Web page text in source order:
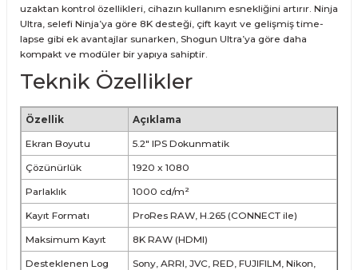
uzaktan kontrol özellikleri, cihazın kullanım esnekliğini artırır. Ninja
Ultra, selefi Ninja’ya göre 8K desteği, çift kayıt ve gelişmiş time-
lapse gibi ek avantajlar sunarken, Shogun Ultra’ya göre daha
kompakt ve modüler bir yapıya sahiptir.
Teknik Özellikler
Özellik
Açıklama
Ekran Boyutu
5.2" IPS Dokunmatik
Çözünürlük
1920 x 1080
Parlaklık
1000 cd/m²
Kayıt Formatı
ProRes RAW, H.265 (CONNECT ile)
Maksimum Kayıt
8K RAW (HDMI)
Desteklenen Log
Sony, ARRI, JVC, RED, FUJIFILM, Nikon,